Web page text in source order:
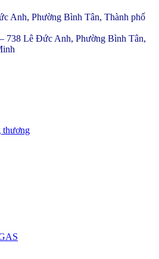
Anh, Phường Bình Tân, Thành phố
738 Lê Đức Anh, Phường Bình Tân,